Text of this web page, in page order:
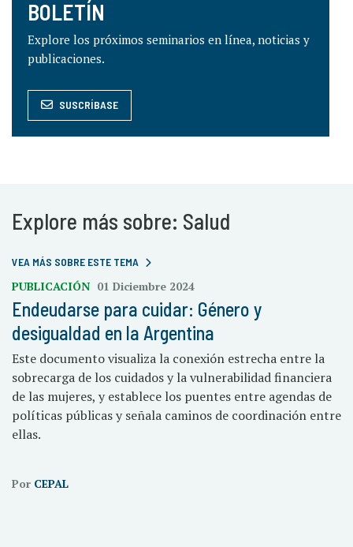
BOLETÍN
Explore los próximos seminarios en línea, noticias y
publicaciones.
SUSCRÍBASE
Explore más sobre: Salud
VEA MÁS SOBRE ESTE TEMA
PUBLICACIÓN 01 Diciembre 2024
Endeudarse para cuidar: Género y
desigualdad en la Argentina
Este documento visualiza la conexión estrecha entre la
sobrecarga de los cuidados y la vulnerabilidad financiera
de las mujeres, y establece los puentes entre agendas de
políticas públicas y señala caminos de coordinación entre
ellas.
Por CEPAL